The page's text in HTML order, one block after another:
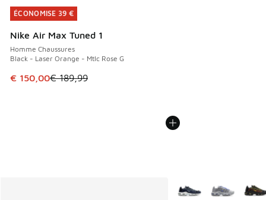
ÉCONOMISE 39 €
Nike Air Max Tuned 1
Homme Chaussures
Black - Laser Orange - Mtlc Rose G
Cet article est en promotion. Prix en baisse de € 189,99 à
€ 150,00€ 189,99
ÉCONOMISE 39 €
Plus de couleurs